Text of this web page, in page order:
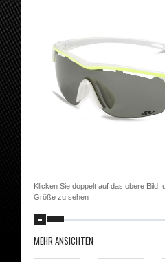
Klicken Sie doppelt auf das obere Bild,
Größe zu sehen
MEHR ANSICHTEN